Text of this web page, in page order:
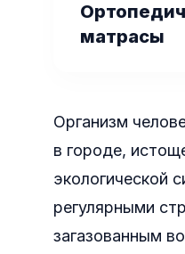
матрасы
Организм
в городе,
экологической
регулярными
загазованным